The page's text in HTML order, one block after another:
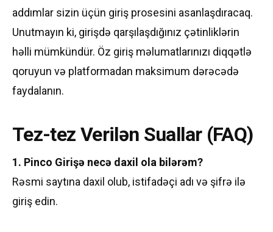
addımlar sizin üçün giriş prosesini asanlaşdıracaq.
Unutmayın ki, girişdə qarşılaşdığınız çətinliklərin
həlli mümkündür. Öz giriş məlumatlarınızı diqqətlə
qoruyun və platformadan maksimum dərəcədə
faydalanın.
Tez-tez Verilən Suallar (FAQ)
1. Pinco Girişə necə daxil ola bilərəm?
Rəsmi saytına daxil olub, istifadəçi adı və şifrə ilə
giriş edin.